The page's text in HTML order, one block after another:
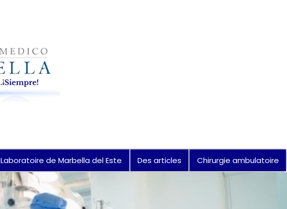
Laboratoire de Marbella del Este Des articles Chirurgie ambulatoire